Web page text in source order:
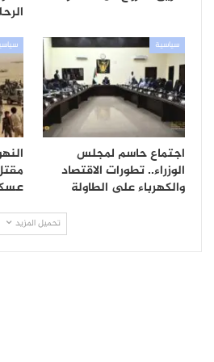
سياسية
اجتماع حاسم لمجلس
الوزراء.. تطورات الاقتصاد
والكهرباء على الطاولة
تحميل المزيد